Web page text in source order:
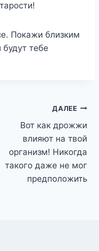
Покажи близким
тебе
ДАЛЕЕ
Вот как дрожжи
влияют на твой
организм! Никогда
такого даже не мог
предположить